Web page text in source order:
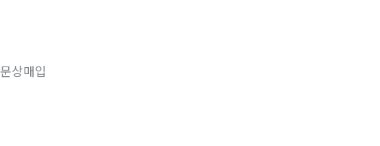
문상매입